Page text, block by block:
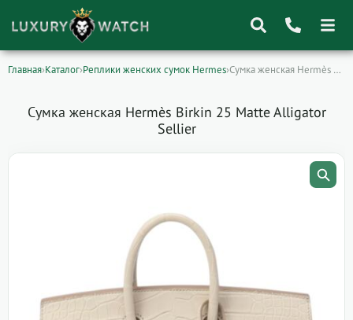
Главная›Каталог›Реплики женских сумок Hermes› Сумка женская Hermès Birkin 25 Matte Alligator…
Сумка женская Hermès Birkin 25 Matte Alligator
Sellier